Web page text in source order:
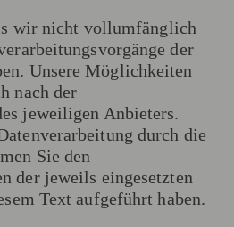
wir nicht vollumfänglich
der
Unsere Möglichkeiten
nach der
jeweiligen Anbieters.
durch die
Sie den
der jeweils eingesetzten
Text aufgeführt haben.